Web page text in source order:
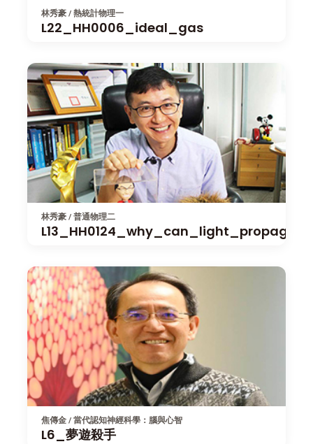
林秀豪 / 熱統計物理一
L22_HH0006_ideal_gas
林秀豪 / 普通物理二
焦傳金 / 當代認知神經科學：腦與心智
L6_夢遊殺手